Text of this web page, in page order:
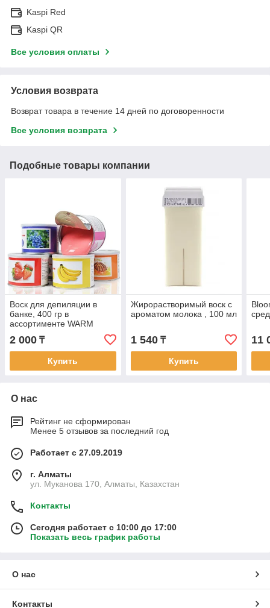
Kaspi Red
Kaspi QR
Все условия оплаты
Условия возврата
Возврат товара в течение 14 дней по договоренности
Все условия возврата
Подобные товары компании
Воск для депиляции в
банке, 400 гр в
ассортименте WARM
Professional Depilatory
Wax
2 000 ₸
Купить
Жирорастворимый воск с
ароматом молока , 100 мл
1 540₸
Купить
11
О нас
Рейтинг не сформирован
Менее 5 отзывов за последний год
Работает с 27.09.2019
г. Алматы
ул. Муканова 170, Алматы, Казахстан
Контакты
Сегодня работает с 10:00 до 17:00
Показать весь график работы
О нас
Контакты